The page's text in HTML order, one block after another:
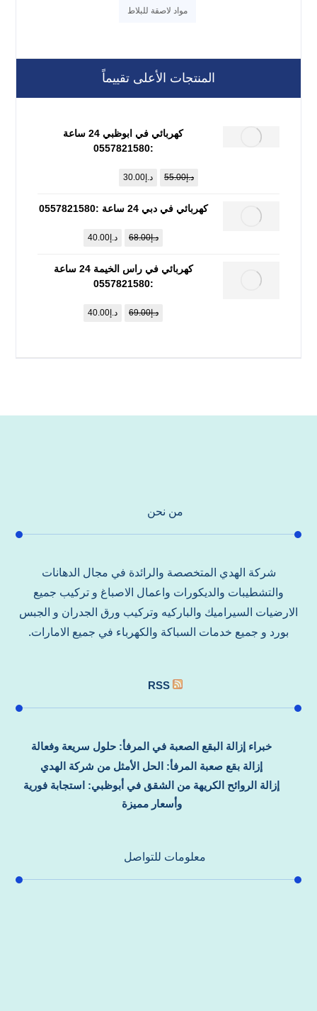
مواد لاصقة للبلاط
المنتجات الأعلى تقييماً
كهربائي في ابوظبي 24 ساعة
:0557821580
د.إ55.00 د.إ30.00
كهربائي في دبي 24 ساعة :0557821580
د.إ68.00 د.إ40.00
كهربائي في راس الخيمة 24 ساعة
:0557821580
د.إ69.00 د.إ40.00
من نحن
شركة الهدي المتخصصة والرائدة في مجال الدهانات
والتشطيبات والديكورات واعمال الاصباغ و تركيب جميع
الارضيات السيراميك والباركيه وتركيب ورق الجدران و الجبس
بورد و جميع خدمات السباكة والكهرباء في جميع الامارات.
RSS
خبراء إزالة البقع الصعبة في المرفأ: حلول سريعة وفعالة
إزالة بقع صعبة المرفأ: الحل الأمثل من شركة الهدي
إزالة الروائح الكريهة من الشقق في أبوظبي: استجابة فورية
وأسعار مميزة
معلومات للتواصل